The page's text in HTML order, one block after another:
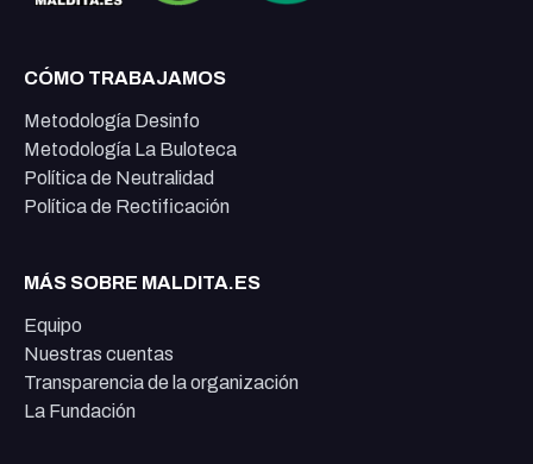
CÓMO TRABAJAMOS
Metodología Desinfo
Metodología La Buloteca
Política de Neutralidad
Política de Rectificación
MÁS SOBRE MALDITA.ES
Equipo
Nuestras cuentas
Transparencia de la organización
La Fundación